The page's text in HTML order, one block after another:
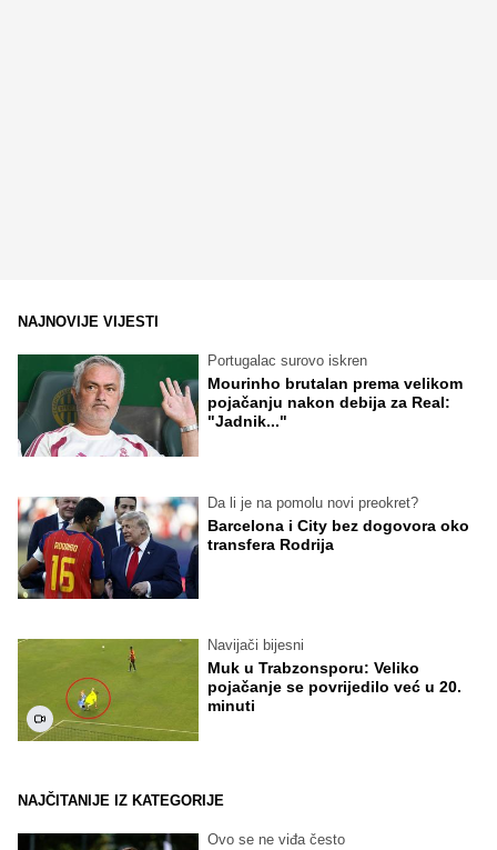
NAJNOVIJE VIJESTI
Portugalac surovo iskren
Mourinho brutalan prema velikom
pojačanju nakon debija za Real:
"Jadnik..."
Da li je na pomolu novi preokret?
Barcelona i City bez dogovora oko
transfera Rodrija
Navijači bijesni
Muk u Trabzonsporu: Veliko
pojačanje se povrijedilo već u 20.
minuti
NAJČITANIJE IZ KATEGORIJE
Ovo se ne viđa često